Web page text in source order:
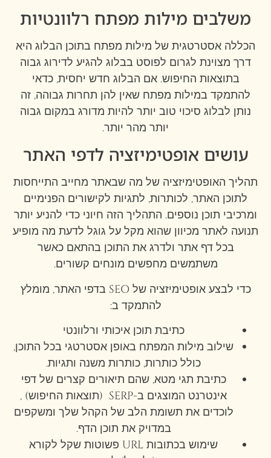
משלבים מילות מפתח רלוונטיות
הכללה אסטרטגית של מילות מפתח בתוכן הבלוג היא
דרך מצוינת לגרום לפוסט בבלוג להגיע לדירוג גבוה
בתוצאות החיפוש. אם הבלוג חדש יחסית, כדאי
להתמקד במילות מפתח שאין להן תחרות גבוהה, זה
נותן לבלוג סיכוי טוב יותר להיות מדורג במקום גבוה
יותר מהר יותר.
עושים אופטימיזציה לדפי האתר
תהליך האופטימיזציה של מה שבאתר מחייב התייחסות
לתוכן האתר, לכותרות, לתגיות לקישורים הפנימיים
ומרכיבי תוכן נוספים. התהליך הזה חיוני כדי להניע יותר
תנועה לאתר מכיוון שהוא מקל על גוגל לדעת מה מופיע
בכל דף אתר ולדרג את התוכן בהתאם כאשר
משתמשים מחפשים מונחים קשורים.
כדי לבצע אופטימיזציה של SEO בדפי האתר, מומלץ
להתמקד ב:
כתיבת תוכן איכותי ורלוונטי
שילוב מילות המפתח באופן אסטרטגי בכל התוכן,
כולל כותרות, כותרות משנה ותגיות.
כתיבת תגי מטא, שהם תיאורים קצרים של דפי
אינטרנט המוצגים ב-SERP (תוצאות החיפוש) ,
לוכדים את תשומת הלב של הקהל שלך ומשקפים
במדויק את תוכן הדף.
שימוש בכתובות URL פשוטות שקל לקורא